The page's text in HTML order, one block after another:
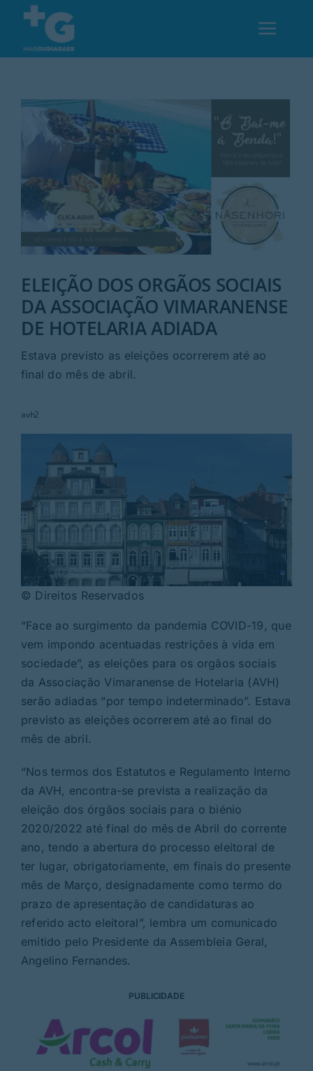
content
Desporto
Rubricas
Jornal
Revista
ELEIÇÃO DOS ORGÃOS SOCIAIS
DA ASSOCIAÇÃO VIMARANENSE
DE HOTELARIA ADIADA
Estava previsto as eleições ocorrerem até ao
final do mês de abril.
avh2
© Direitos Reservados
“Face ao surgimento da pandemia COVID-19, que
vem impondo acentuadas restrições à vida em
sociedade”, as eleições para os orgãos sociais
da Associação Vimaranense de Hotelaria (AVH)
serão adiadas “por tempo indeterminado”. Estava
previsto as eleições ocorrerem até ao final do
mês de abril.
“Nos termos dos Estatutos e Regulamento Interno
da AVH, encontra-se prevista a realização da
eleição dos órgãos sociais para o biénio
2020/2022 até final do mês de Abril do corrente
ano, tendo a abertura do processo eleitoral de
ter lugar, obrigatoriamente, em finais do presente
mês de Março, designadamente como termo do
prazo de apresentação de candidaturas ao
referido acto eleitoral”, lembra um comunicado
emitido pelo Presidente da Assembleia Geral,
Angelino Fernandes.
PUBLICIDADE